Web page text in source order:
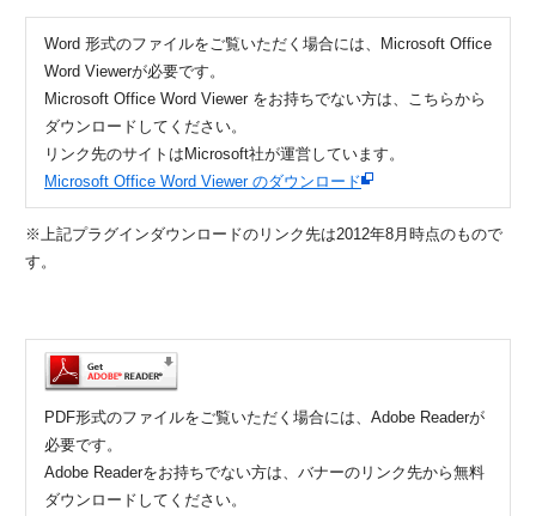
Word 形式のファイルをご覧いただく場合には、Microsoft Office
Word Viewerが必要です。
Microsoft Office Word Viewer をお持ちでない方は、こちらから
ダウンロードしてください。
リンク先のサイトはMicrosoft社が運営しています。
Microsoft Office Word Viewer のダウンロード
※上記プラグインダウンロードのリンク先は2012年8月時点のもので
す。
PDF形式のファイルをご覧いただく場合には、Adobe Readerが
必要です。
Adobe Readerをお持ちでない方は、バナーのリンク先から無料
ダウンロードしてください。